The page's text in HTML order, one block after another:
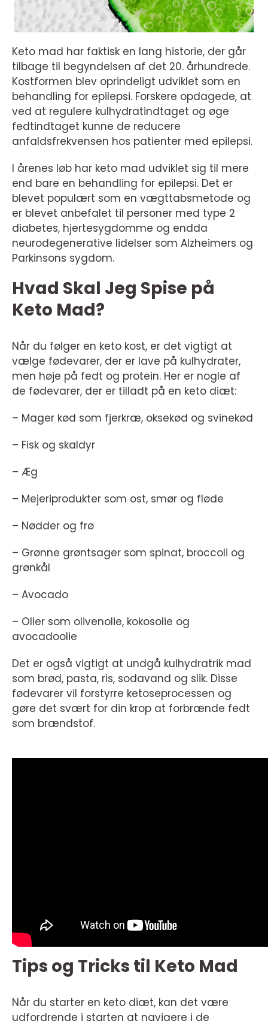
Keto mad har faktisk en lang historie, der går
tilbage til begyndelsen af det 20. århundrede.
Kostformen blev oprindeligt udviklet som en
behandling for epilepsi. Forskere opdagede, at
ved at regulere kulhydratindtaget og øge
fedtindtaget kunne de reducere
anfaldsfrekvensen hos patienter med epilepsi.
I årenes løb har keto mad udviklet sig til mere
end bare en behandling for epilepsi. Det er
blevet populært som en vægttabsmetode og
er blevet anbefalet til personer med type 2
diabetes, hjertesygdomme og endda
neurodegenerative lidelser som Alzheimers og
Parkinsons sygdom.
Hvad Skal Jeg Spise på
Keto Mad?
Når du følger en keto kost, er det vigtigt at
vælge fødevarer, der er lave på kulhydrater,
men høje på fedt og protein. Her er nogle af
de fødevarer, der er tilladt på en keto diæt:
– Mager kød som fjerkræ, oksekød og svinekød
– Fisk og skaldyr
– Æg
– Mejeriprodukter som ost, smør og fløde
– Nødder og frø
– Grønne grøntsager som spinat, broccoli og
grønkål
– Avocado
– Olier som olivenolie, kokosolie og
avocadoolie
Det er også vigtigt at undgå kulhydratrik mad
som brød, pasta, ris, sodavand og slik. Disse
fødevarer vil forstyrre ketoseprocessen og
gøre det svært for din krop at forbrænde fedt
som brændstof.
Tips og Tricks til Keto Mad
Når du starter en keto diæt, kan det være
udfordrende i starten at navigere i de